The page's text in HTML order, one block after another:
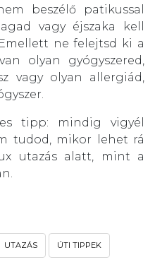
beszélő patikussal
vagy éjszaka kell
ne felejtsd ki a
olyan gyógyszered,
vagy olyan allergiád,
tipp: mindig vigyél
tudod, mikor lehet rá
utazás alatt, mint a
UTAZÁS ÚTI TIPPEK